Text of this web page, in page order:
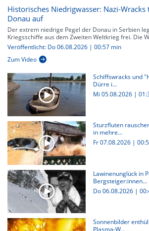
Historisches Niedrigwasser: Nazi-Wracks
Donau auf
Der extrem niedrige Pegel der Donau in Serbien
Kriegsschiffe aus dem Zweiten Weltkrieg frei. Die
Veröffentlicht: Do 06.08.2026 | 00:57 min
Zum Video
Schiffswracks und
Dürre i...
Mi 05.08.2026 |
Sturzfluten
in mehre...
Fr 07.08.2026 |
Lawinenunglück in
Bergsteiger:innen...
Do 06.08.2026 |
Sonnenbilder
Plasma-W...